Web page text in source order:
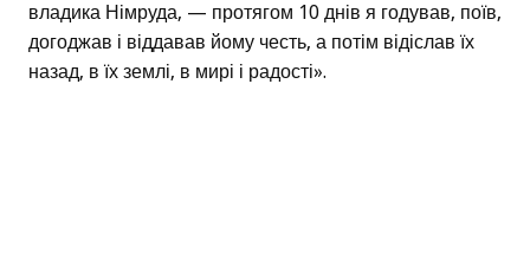
владика Німруда, — протягом 10 днів я годував, поїв,
догоджав і віддавав йому честь, а потім відіслав їх
назад, в їх землі, в мирі і радості».